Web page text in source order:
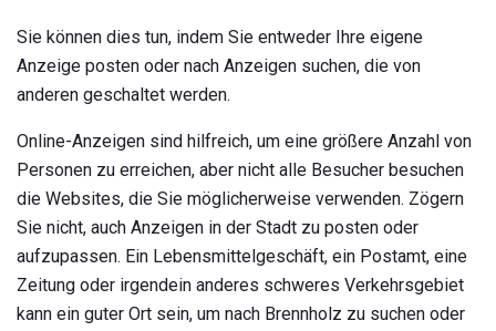
Sie können dies tun, indem Sie entweder Ihre eigene
Anzeige posten oder nach Anzeigen suchen, die von
anderen geschaltet werden.
Online-Anzeigen sind hilfreich, um eine größere Anzahl von
Personen zu erreichen, aber nicht alle Besucher besuchen
die Websites, die Sie möglicherweise verwenden. Zögern
Sie nicht, auch Anzeigen in der Stadt zu posten oder
aufzupassen. Ein Lebensmittelgeschäft, ein Postamt, eine
Zeitung oder irgendein anderes schweres Verkehrsgebiet
kann ein guter Ort sein, um nach Brennholz zu suchen oder